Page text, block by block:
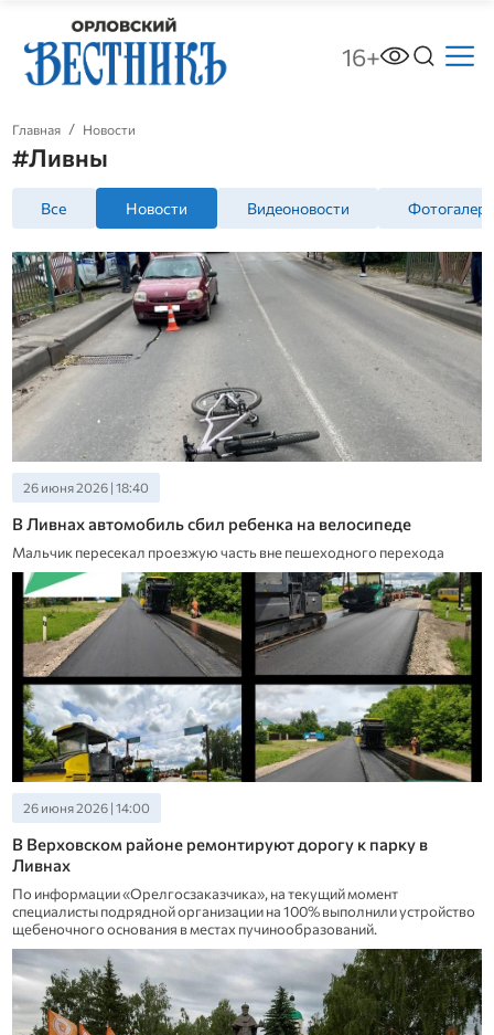
16+
Главная Новости
#Ливны
Все Новости Видеоновости
26 июня 2026 | 18:40
В Ливнах автомобиль сбил ребенка на велосипеде
Мальчик пересекал проезжую часть вне пешеходного перехода
26 июня 2026 | 14:00
В Верховском районе ремонтируют дорогу к парку в
Ливнах
По информации «Орелгосзаказчика», на текущий момент
специалисты подрядной организации на 100% выполнили устройство
щебеночного основания в местах пучинообразований.